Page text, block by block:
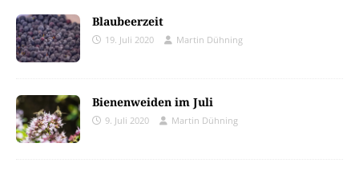
Blaubeerzeit
19. Juli 2020 Martin Dühning
Bienenweiden im Juli
9. Juli 2020 Martin Dühning